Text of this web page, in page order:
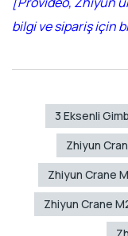
bilgi ve sipariş için
3 Eksenli
Zhiyun
Zhiyun Crane
Zhiyun Crane